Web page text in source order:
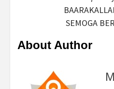
SEMOGA
About Author